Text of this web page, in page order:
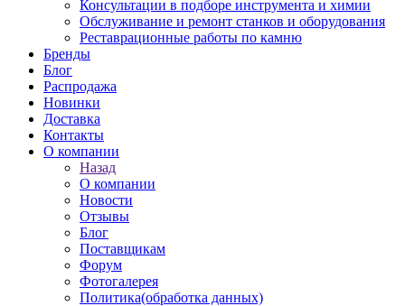
Консультации в подборе инструмента и химии
Обслуживание и ремонт станков и оборудования
Реставрационные работы по камню
Бренды
Блог
Распродажа
Новинки
Доставка
Контакты
О компании
Назад
О компании
Новости
Отзывы
Блог
Поставщикам
Форум
Фотогалерея
Политика(обработка данных)